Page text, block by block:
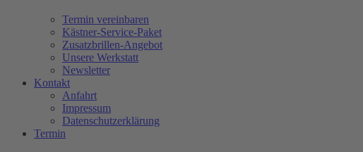
Termin vereinbaren
Kästner-Service-Paket
Zusatzbrillen-Angebot
Unsere Werkstatt
Newsletter
Kontakt
Anfahrt
Impressum
Datenschutzerklärung
Termin